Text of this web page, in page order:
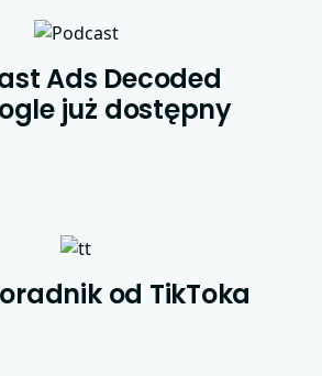
Ads Decoded
już dostępny
od TikToka